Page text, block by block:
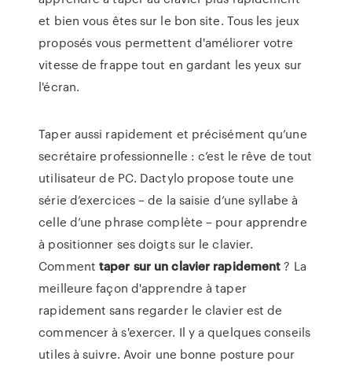
et bien vous êtes sur le bon site. Tous les jeux
proposés vous permettent d'améliorer votre
vitesse de frappe tout en gardant les yeux sur
l'écran.
Taper aussi rapidement et précisément qu’une
secrétaire professionnelle : c’est le rêve de tout
utilisateur de PC. Dactylo propose toute une
série d’exercices – de la saisie d’une syllabe à
celle d’une phrase complète – pour apprendre
à positionner ses doigts sur le clavier.
Commenttaper sur un clavier rapidement? La
meilleure façon d'apprendre à taper
rapidement sans regarder le clavier est de
commencer à s'exercer. Il y a quelques conseils
utiles à suivre. Avoir une bonne posture pour